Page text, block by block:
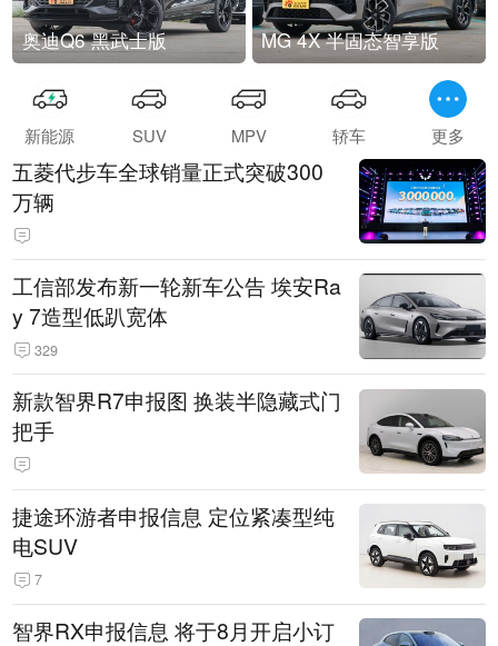
奥迪Q6 黑武士版 MG 4X 半固态智享版
新能源 SUV MPV 轿车 更多
五菱代步车全球销量正式突破300
万辆
工信部发布新一轮新车公告 埃安Ra
y 7造型低趴宽体
329
新款智界R7申报图 换装半隐藏式门
把手
捷途环游者申报信息 定位紧凑型纯
电SUV
7
智界RX申报信息 将于8月开启小订